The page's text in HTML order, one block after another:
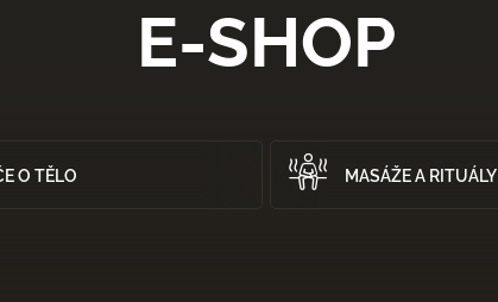
E-SHOP
O TĚLO MASÁŽE A RITUÁLY